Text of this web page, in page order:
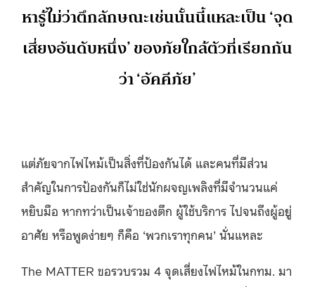
หารู้ไม่ว่าตึกลักษณะเช่นนั้นนี้แหละเป็น ‘จุด
เสี่ยงอันดับหนึ่ง’ ของภัยใกล้ตัวที่เรียกกัน
ว่า ‘อัคคีภัย’
แต่ภัยจากไฟไหม้เป็นสิ่งที่ป้องกันได้ และคนที่มีส่วน
สำคัญในการป้องกันก็ไม่ใช่นักผจญเพลิงที่มีจำนวนแค่
หยิบมือ หากทว่าเป็นเจ้าของตึก ผู้ใช้บริการ ไปจนถึงผู้อยู่
อาศัย หรือพูดง่ายๆ ก็คือ ‘พวกเราทุกคน’ นั่นแหละ
The MATTER ขอรวบรวม 4 จุดเสี่ยงไฟไหม้ในกทม. มา